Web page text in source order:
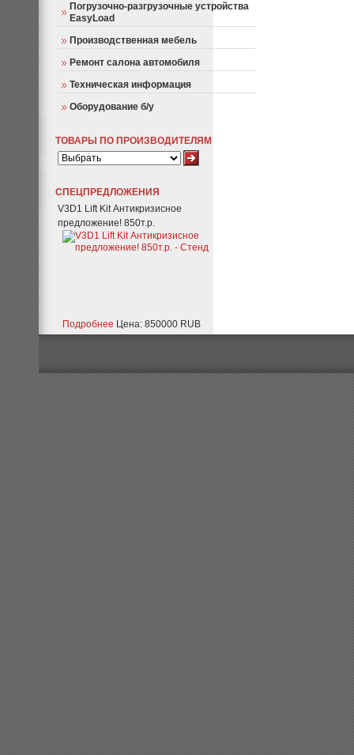
Погрузочно-разгрузочные устройства
EasyLoad
Производственная мебель
Ремонт салона автомобиля
Техническая информация
Оборудование б/у
ТОВАРЫ ПО ПРОИЗВОДИТЕЛЯМ
СПЕЦПРЕДЛОЖЕНИЯ
V3D1 Lift Kit Антикризисное
предложение! 850т.р.
Подробнее Цена: 850000 RUB